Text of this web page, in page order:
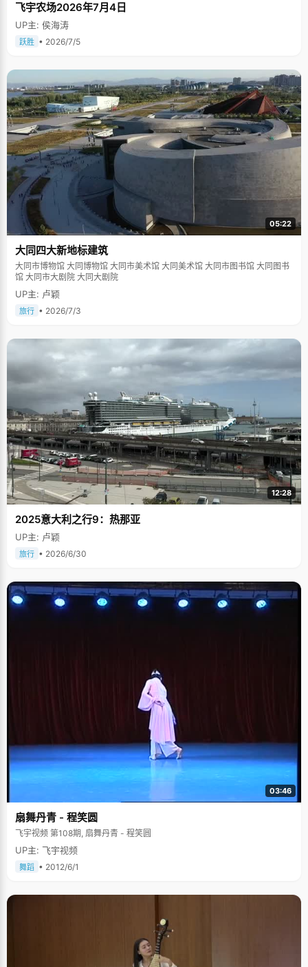
飞宇农场2026年7月4日
UP主: 侯海涛
跃胜 • 2026/7/5
05:22
大同四大新地标建筑
大同市博物馆 大同博物馆 大同市美术馆 大同美术馆 大同市图书馆 大同图书
馆 大同市大剧院 大同大剧院
UP主: 卢颖
旅行 • 2026/7/3
12:28
2025意大利之行9：热那亚
UP主: 卢颖
旅行 • 2026/6/30
03:46
扇舞丹青 - 程笑圆
飞宇视频 第108期, 扇舞丹青 - 程笑圆
UP主: 飞宇视频
舞蹈 • 2012/6/1